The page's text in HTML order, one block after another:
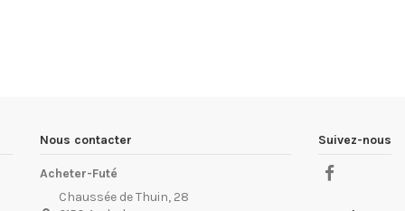
Nous contacter
Acheter-Futé
Chaussée de Thuin, 28
Suivez-nous